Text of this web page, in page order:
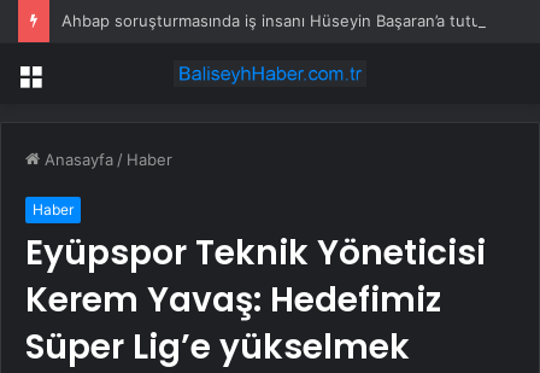
Menü
Anasayfa / Haber
Haber
Eyüpspor Teknik Yöneticisi
Kerem Yavaş: Hedefimiz
Süper Lig’e yükselmek